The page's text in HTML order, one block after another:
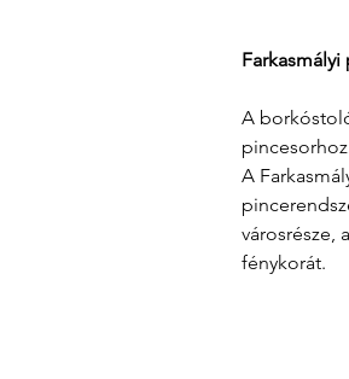
A
A
városrésze,
fénykorát.